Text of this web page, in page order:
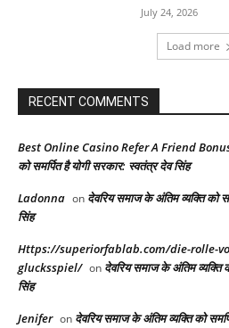
July 24, 2026
Load more
RECENT COMMENTS
Best Online Casino Refer A Friend
को समर्पित है योगी सरकार: स्वतंत्र देव सिंह
Ladonna on देवरिय समाज के अंतिम व्यक्ति को
सिंह
Https://superiorfablab.com/die-rolle-
glucksspiel/ on देवरिय समाज के अंतिम व्यक्ति
सिंह
Jenifer on देवरिय समाज के अंतिम व्यक्ति को